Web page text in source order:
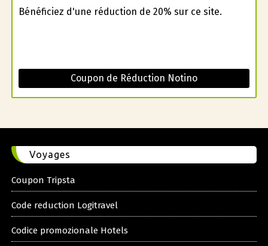
Bénéficiez d'une réduction de 20% sur ce site.
Coupon de Réduction Notino
Voyages
Coupon Tripsta
Code reduction Logitravel
Codice promozionale Hotels